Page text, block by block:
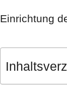
Einrichtung